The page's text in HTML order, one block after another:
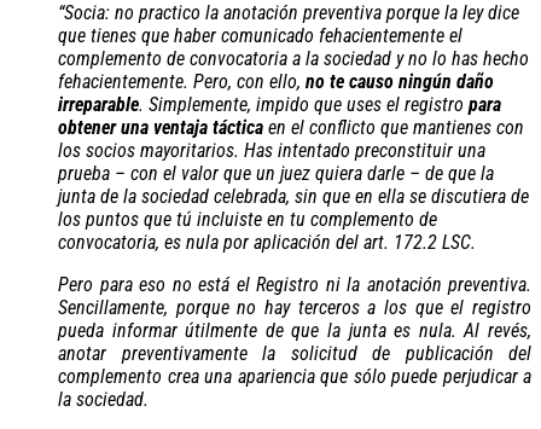
“Socia: no practico la anotación preventiva porque la ley dice
que tienes que haber comunicado fehacientemente el
complemento de convocatoria a la sociedad y no lo has hecho
fehacientemente. Pero, con ello, no te causo ningún daño
irreparable. Simplemente, impido que uses el registro para
obtener una ventaja táctica en el conflicto que mantienes con
los socios mayoritarios. Has intentado preconstituir una
prueba – con el valor que un juez quiera darle – de que la
junta de la sociedad celebrada, sin que en ella se discutiera de
los puntos que tú incluiste en tu complemento de
convocatoria, es nula por aplicación del art. 172.2 LSC.
Pero para eso no está el Registro ni la anotación preventiva.
Sencillamente, porque no hay terceros a los que el registro
pueda informar útilmente de que la junta es nula. Al revés,
anotar preventivamente la solicitud de publicación del
complemento crea una apariencia que sólo puede perjudicar a
la sociedad.